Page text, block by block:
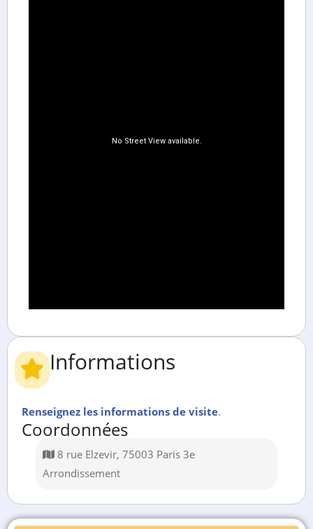
Informations
Renseignez les informations de visite.
Coordonnées
8 rue Elzevir, 75003 Paris 3e
Arrondissement